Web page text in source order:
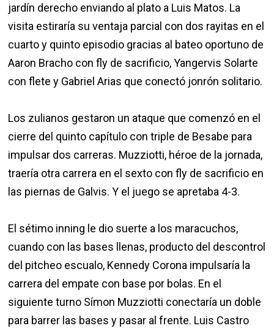
jardín derecho enviando al plato a Luis Matos. La
visita estiraría su ventaja parcial con dos rayitas en el
cuarto y quinto episodio gracias al bateo oportuno de
Aaron Bracho con fly de sacrificio, Yangervis Solarte
con flete y Gabriel Arias que conectó jonrón solitario.
Los zulianos gestaron un ataque que comenzó en el
cierre del quinto capítulo con triple de Besabe para
impulsar dos carreras. Muzziotti, héroe de la jornada,
traería otra carrera en el sexto con fly de sacrificio en
las piernas de Galvis. Y el juego se apretaba 4-3.
El sétimo inning le dio suerte a los maracuchos,
cuando con las bases llenas, producto del descontrol
del pitcheo escualo, Kennedy Corona impulsaría la
carrera del empate con base por bolas. En el
siguiente turno Símon Muzziotti conectaría un doble
para barrer las bases y pasar al frente. Luis Castro